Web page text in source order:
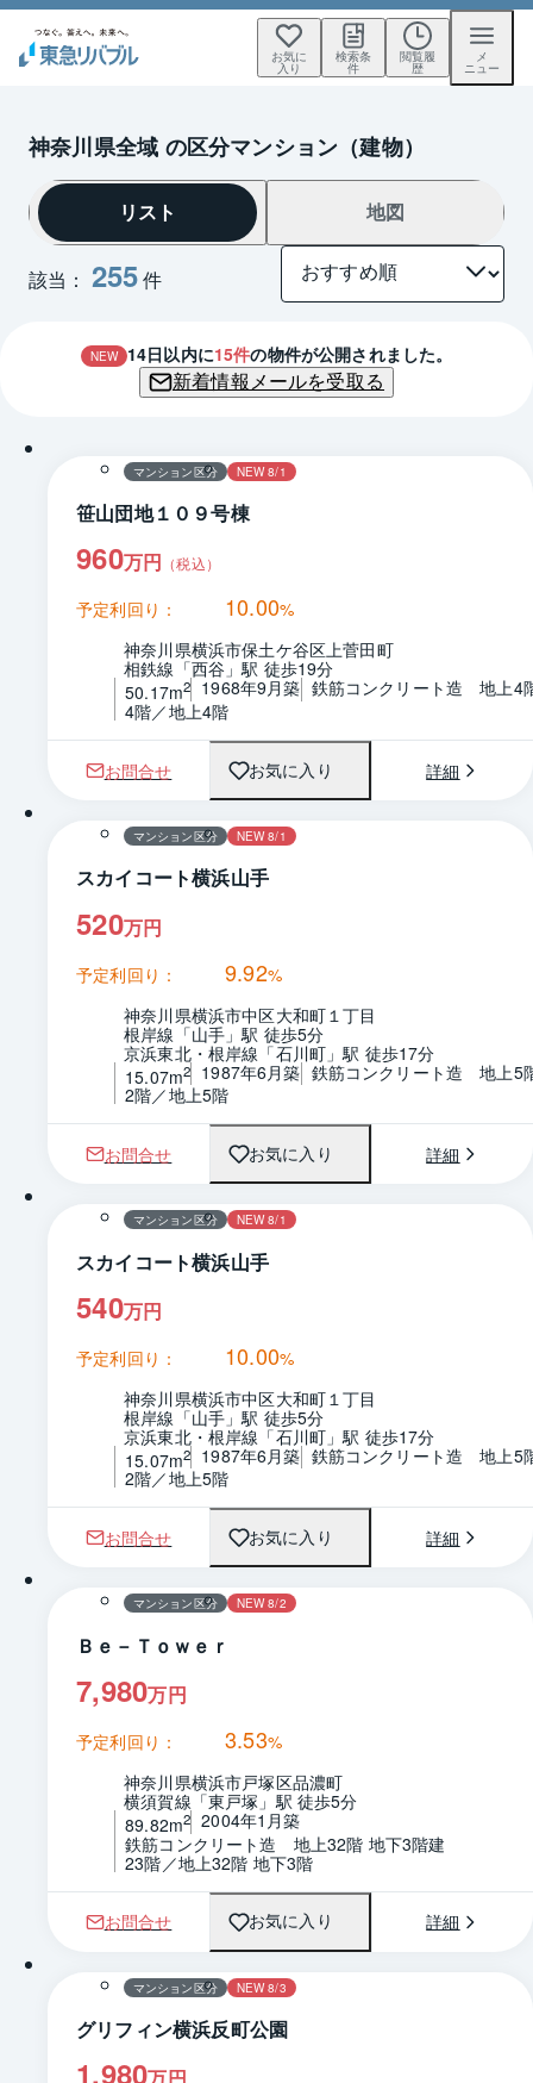
お気に
入り
検索条
件
閲覧履
歴
メ
ニュー
神奈川県全域 の区分マンション（建物）
該当： 255件
リスト 地図
NEW 14日以内に15件の物件が公開されました。
新着情報メールを受取る
マンション区分 NEW 8/1
笹山団地１０９号棟
960万円 （税込）
予定利回り： 10.00%
神奈川県横浜市保土ケ谷区上菅田町
相鉄線「西谷」駅 徒歩19分
50.17m2 1968年9月築 鉄筋コンクリート造　地上4
4階／地上4階
お問合せ お気に入り 詳細
1 / 0 間取り
マンション区分 NEW 8/1
スカイコート横浜山手
520万円
予定利回り： 9.92%
神奈川県横浜市中区大和町１丁目
根岸線「山手」駅 徒歩5分
京浜東北・根岸線「石川町」駅 徒歩17分
15.07m2 1987年6月築 鉄筋コンクリート造　地上5
2階／地上5階
お問合せ お気に入り 詳細
1 / 0 間取り
マンション区分 NEW 8/1
スカイコート横浜山手
540万円
予定利回り： 10.00%
神奈川県横浜市中区大和町１丁目
根岸線「山手」駅 徒歩5分
京浜東北・根岸線「石川町」駅 徒歩17分
15.07m2 1987年6月築 鉄筋コンクリート造　地上5
2階／地上5階
お問合せ お気に入り 詳細
1 / 0 間取り
マンション区分 NEW 8/2
Ｂｅ－Ｔｏｗｅｒ
7,980万円
予定利回り： 3.53%
神奈川県横浜市戸塚区品濃町
横須賀線「東戸塚」駅 徒歩5分
89.82m2 2004年1月築
鉄筋コンクリート造　地上32階 地下3階建
23階／地上32階 地下3階
お問合せ お気に入り 詳細
1 / 0 間取り
マンション区分 NEW 8/3
グリフィン横浜反町公園
1,980